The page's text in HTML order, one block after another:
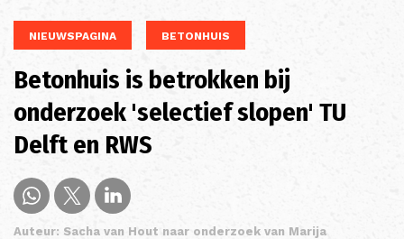
NIEUWSPAGINA BETONHUIS
Betonhuis is betrokken bij
onderzoek 'selectief slopen' TU
Delft en RWS
Auteur: Sacha van Hout naar onderzoek van Marija